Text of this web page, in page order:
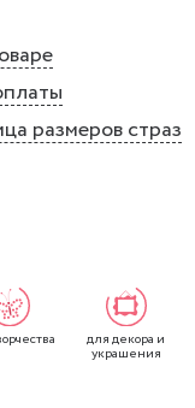
размеров страз
для декора и
украшения